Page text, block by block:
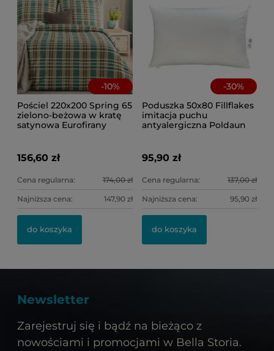
-10%
Pościel 220x200 Spring 65
zielono-beżowa w kratę
satynowa Eurofirany
156,60 zł
Cena regularna: 174,00 zł
Najniższa cena: 147,90 zł
do koszyka
-30%
Poduszka 50x80 Fillflakes
imitacja puchu
antyalergiczna Poldaun
95,90 zł
Cena regularna: 137,00 zł
Najniższa cena: 95,90 zł
do koszyka
Newsletter
Zarejestruj się i bądź na bieżąco z
nowościami i promocjami w Bella Storia.